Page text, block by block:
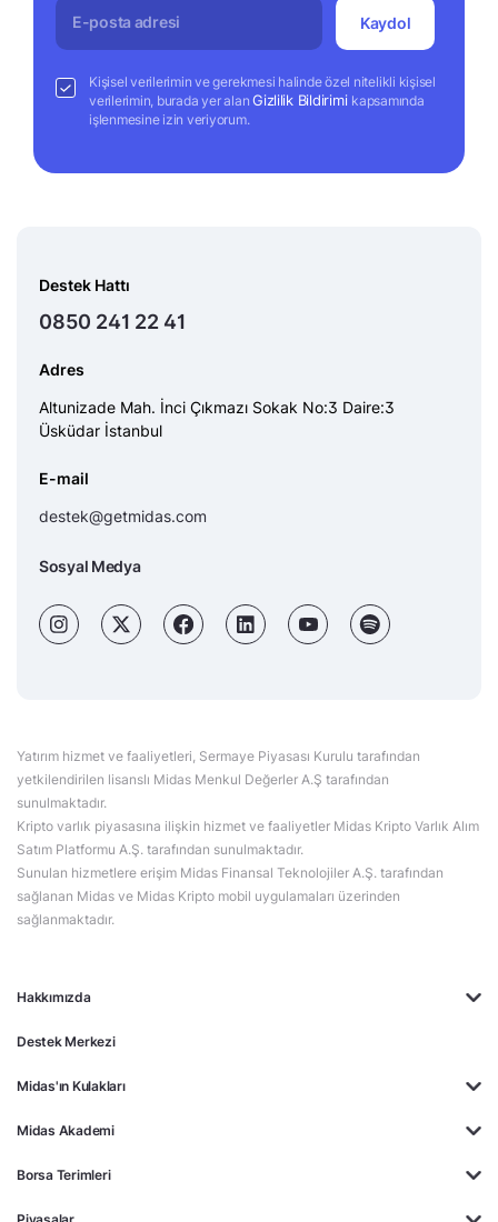
Kaydol
Kişisel verilerimin ve gerekmesi halinde özel nitelikli kişisel
verilerimin, burada yer alanGizlilik Bildirimi kapsamında
işlenmesine izin veriyorum.
Hakkımızda
Destek Merkezi
Midas'ın Kulakları
Midas Akademi
Borsa Terimleri
Destek Hattı
0850 241 22 41
Adres
Altunizade Mah. İnci Çıkmazı Sokak No:3 Daire:3
Üsküdar İstanbul
E-mail
destek@getmidas.com
Sosyal Medya
Yatırım hizmet ve faaliyetleri, Sermaye Piyasası Kurulu tarafından
yetkilendirilen lisanslı Midas Menkul Değerler A.Ş tarafından
sunulmaktadır.
Kripto varlık piyasasına ilişkin hizmet ve faaliyetler Midas Kripto Varlık Alım
Satım Platformu A.Ş. tarafından sunulmaktadır.
Sunulan hizmetlere erişim Midas Finansal Teknolojiler A.Ş. tarafından
sağlanan Midas ve Midas Kripto mobil uygulamaları üzerinden
sağlanmaktadır.